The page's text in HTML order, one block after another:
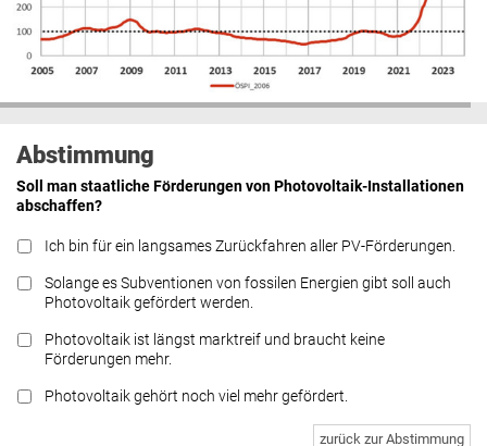
Abstimmung
Soll man staatliche Förderungen von Photovoltaik-Installationen
abschaffen?
Ich bin für ein langsames Zurückfahren aller PV-Förderungen.
Solange es Subventionen von fossilen Energien gibt soll auch
Photovoltaik gefördert werden.
Photovoltaik ist längst marktreif und braucht keine
Förderungen mehr.
Photovoltaik gehört noch viel mehr gefördert.
zurück zur Abstimmung